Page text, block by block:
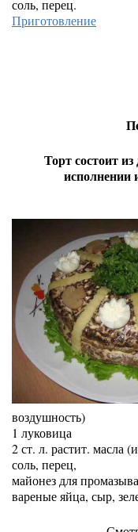
соль, перец.
Приготовление
Торт состоит
исполнении
воздушность)
1 луковица
2 ст. л. растит. масла
соль, перец,
майонез для
вареные яйца, сыр,